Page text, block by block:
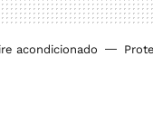
acondicionado